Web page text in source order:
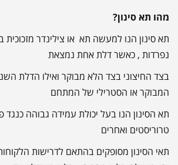
מהו תא סינון?
תא סינון הנו למעשה תא או צילינדר
נפרדות , כאשר דלת אחת נמצאת
בצד החיצוני בצד הלא מבוקר ואילו הדלת
המבוקר או הסטרילי של המתחם
תא הסינון הנו בעל יכולת עמידה גבוהה כנגד
טרוריסטים ואחרים
תאי הסינון מסופקים בהתאם לדרישות